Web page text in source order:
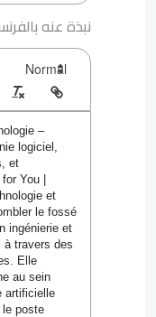
نبذة عنه
–
logiciel,
et
You |
et
le fossé
ingénierie et
à travers des
Elle
au sein
artificielle
le poste